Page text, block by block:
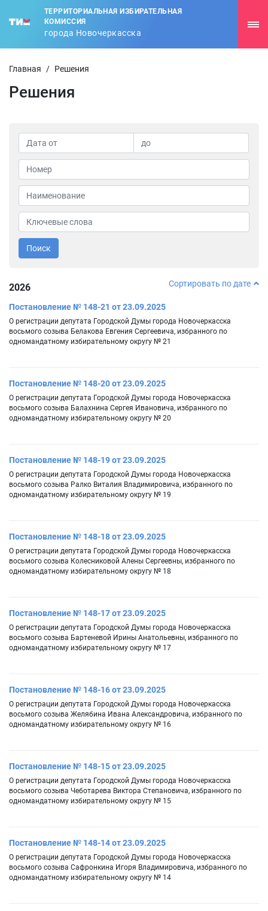
ТЕРРИТОРИАЛЬНАЯ ИЗБИРАТЕЛЬНАЯ
КОМИССИЯ
города Новочеркасска
Главная / Решения
Решения
Поиск
2026 Сортировать по дате
Постановление № 148-21 от 23.09.2025
О регистрации депутата Городской Думы города Новочеркасска
восьмого созыва Белакова Евгения Сергеевича, избранного по
одномандатному избирательному округу № 21
Постановление № 148-20 от 23.09.2025
О регистрации депутата Городской Думы города Новочеркасска
восьмого созыва Балахнина Сергея Ивановича, избранного по
одномандатному избирательному округу № 20
Постановление № 148-19 от 23.09.2025
О регистрации депутата Городской Думы города Новочеркасска
восьмого созыва Ралко Виталия Владимировича, избранного по
одномандатному избирательному округу № 19
Постановление № 148-18 от 23.09.2025
О регистрации депутата Городской Думы города Новочеркасска
восьмого созыва Колесниковой Алены Сергеевны, избранного по
одномандатному избирательному округу № 18
Постановление № 148-17 от 23.09.2025
О регистрации депутата Городской Думы города Новочеркасска
восьмого созыва Бартеневой Ирины Анатольевны, избранного по
одномандатному избирательному округу № 17
Постановление № 148-16 от 23.09.2025
О регистрации депутата Городской Думы города Новочеркасска
восьмого созыва Желябина Ивана Александровича, избранного по
одномандатному избирательному округу № 16
Постановление № 148-15 от 23.09.2025
О регистрации депутата Городской Думы города Новочеркасска
восьмого созыва Чеботарева Виктора Степановича, избранного по
одномандатному избирательному округу № 15
Постановление № 148-14 от 23.09.2025
О регистрации депутата Городской Думы города Новочеркасска
восьмого созыва Сафронкина Игоря Владимировича, избранного по
одномандатному избирательному округу № 14